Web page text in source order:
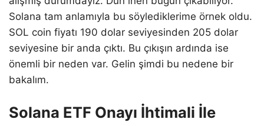
Solana tam anlamıyla bu söylediklerime örnek oldu.
SOL coin fiyatı 190 dolar seviyesinden 205 dolar
seviyesine bir anda çıktı. Bu çıkışın ardında ise
önemli bir neden var. Gelin şimdi bu nedene bir
bakalım.
Solana ETF Onayı İhtimali İle